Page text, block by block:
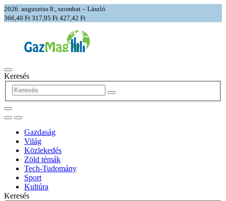
2026. augusztus 8., szombat – László
366,40 Ft 317,95 Ft 427,42 Ft
Keresés
Gazdaság
Világ
Közlekedés
Zöld témák
Tech-Tudomány
Sport
Kultúra
Keresés